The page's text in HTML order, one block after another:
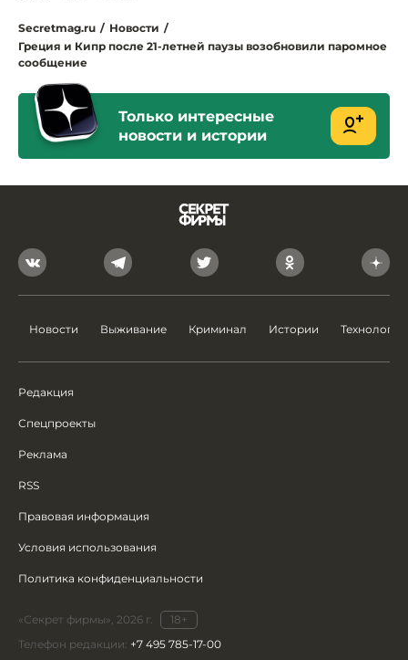
Secretmag.ru / Новости /
Греция и Кипр после 21-летней паузы возобновили паромное
сообщение
Только интересные
новости и истории
Новости Выживание Криминал Истории Технологии
Редакция
Спецпроекты
Реклама
RSS
Правовая информация
Условия использования
Политика конфиденциальности
«Секрет фирмы», 2026 г.
18+
Телефон редакции: +7 495 785-17-00